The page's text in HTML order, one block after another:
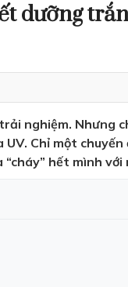
dưỡng
nghiệm.
Chỉ một
hết mình